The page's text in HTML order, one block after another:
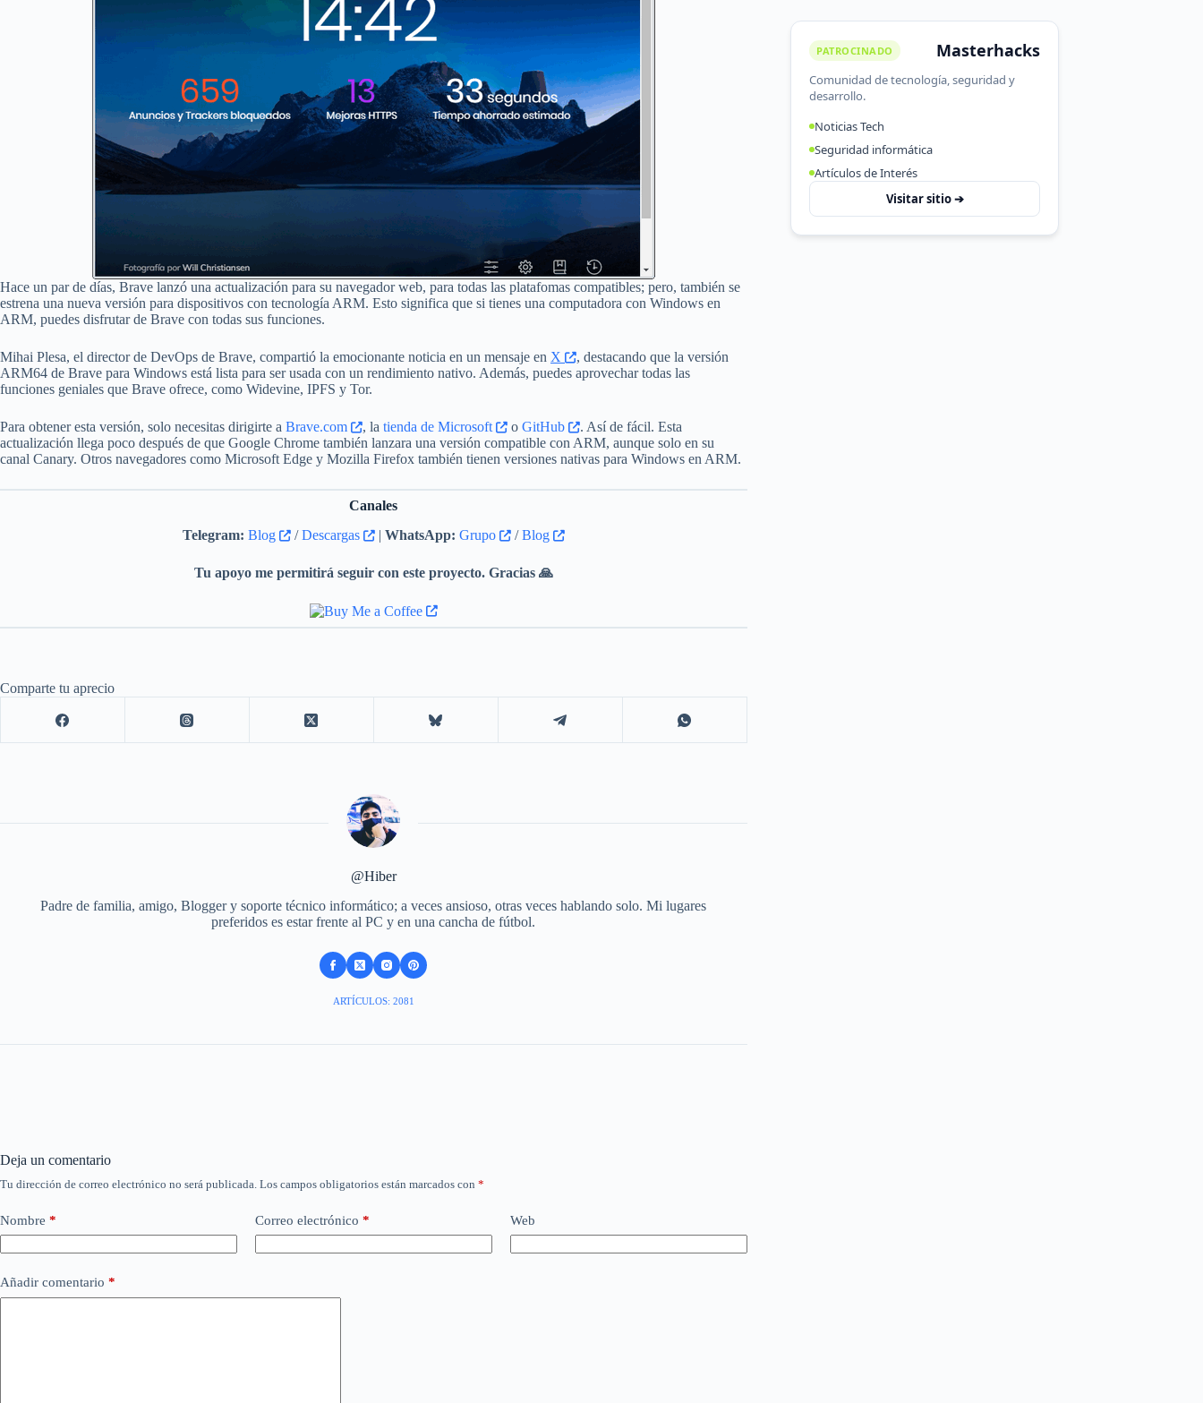
Hace un par de días, Brave lanzó una actualización para su navegador web, para todas las platafomas compatibles; pero, también se
estrena una nueva versión para dispositivos con tecnología ARM. Esto significa que si tienes una computadora con Windows en
ARM, puedes disfrutar de Brave con todas sus funciones.
Mihai Plesa, el director de DevOps de Brave, compartió la emocionante noticia en un mensaje en X
, destacando que la versión
ARM64 de Brave para Windows está lista para ser usada con un rendimiento nativo. Además, puedes aprovechar todas las
funciones geniales que Brave ofrece, como Widevine, IPFS y Tor.
Para obtener esta versión, solo necesitas dirigirte a Brave.com , la tienda de Microsoft o GitHub
. Así de fácil. Esta
actualización llega poco después de que Google Chrome también lanzara una versión compatible con ARM, aunque solo en su
canal Canary. Otros navegadores como Microsoft Edge y Mozilla Firefox también tienen versiones nativas para Windows en ARM.
Canales
Telegram: Blog /Descargas | WhatsApp: Grupo /Blog
Tu apoyo me permitirá seguir con este proyecto. Gracias 🙏
Comparte tu aprecio
@Hiber
Padre de familia, amigo, Blogger y soporte técnico informático; a veces ansioso, otras veces hablando solo. Mi lugares
preferidos es estar frente al PC y en una cancha de fútbol.
ARTÍCULOS: 2081
PATROCINADO Masterhacks
Comunidad de tecnología, seguridad y
desarrollo.
Noticias Tech
Seguridad informática
Artículos de Interés
Visitar sitio ➔
Deja un comentario
Tu dirección de correo electrónico no será publicada. Los campos obligatorios están marcados con *
Nombre * Correo electrónico * Web
Añadir comentario *